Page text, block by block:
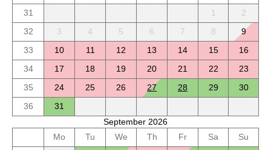
31
1
2
32
3 4 5 6 7 8
9
33
10 11 12 13 14 15
16
34
17 18 19 20 21 22
23
35
24 25 26 27 28 29
30
36
31
September 2026
Mo
Tu We Th Fr Sa
Su